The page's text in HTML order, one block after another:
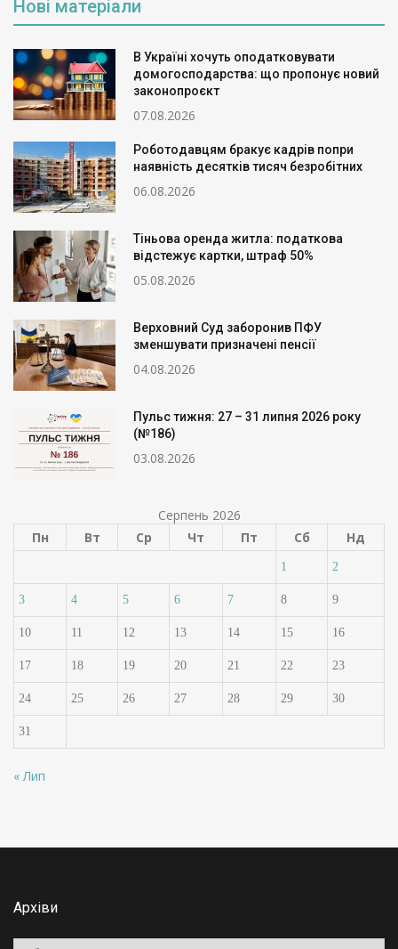
Нові матеріали
В Україні хочуть оподатковувати
домогосподарства: що пропонує новий
законопроєкт
07.08.2026
Роботодавцям бракує кадрів попри
наявність десятків тисяч безробітних
06.08.2026
Тіньова оренда житла: податкова
відстежує картки, штраф 50%
05.08.2026
Верховний Суд заборонив ПФУ
зменшувати призначені пенсії
04.08.2026
Пульс тижня: 27 – 31 липня 2026 року
(№186)
03.08.2026
Серпень 2026
Пн
Вт Ср Чт Пт Сб Нд
1 2
3 4 5 6 7 8 9
10 11 12 13 14 15 16
17 18 19 20 21 22 23
24 25 26 27 28 29 30
31
« Лип
Архіви